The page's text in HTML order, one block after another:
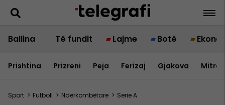
Ballina Të fundit Lajme Botë
Prishtina Prizreni Peja Ferizaj Gjakova
Sport > Futboll > Ndërkombëtare > Serie A